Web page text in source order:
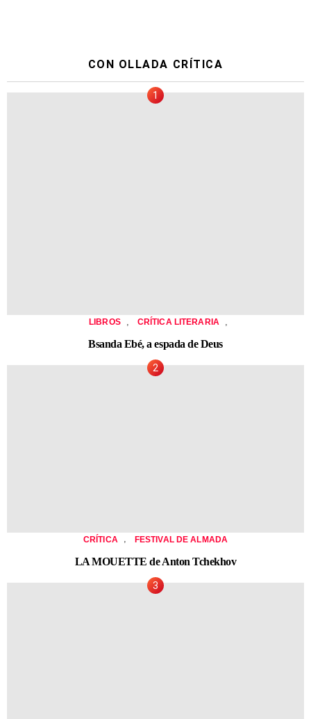
CON OLLADA CRÍTICA
LIBROS CRÍTICA LITERARIA
Bsanda Ebé, a espada de Deus
CRÍTICA , FESTIVAL DE ALMADA
LA MOUETTE de Anton Tchekhov